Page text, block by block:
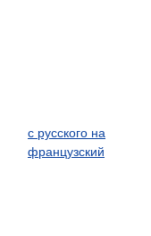
с русского на
французский